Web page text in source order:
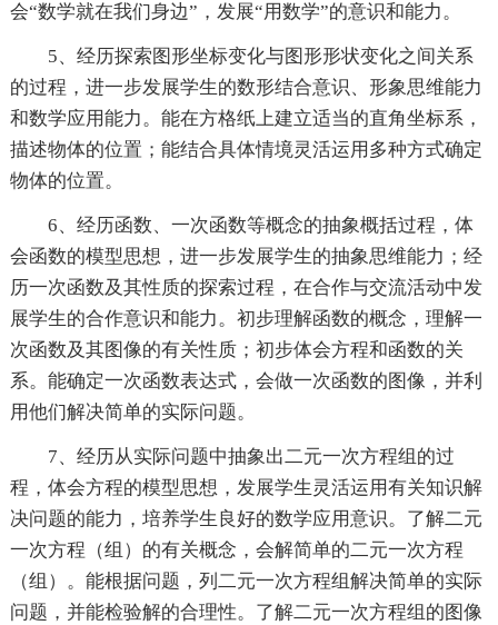
会“数学就在我们身边”，发展“用数学”的意识和能力。
5、经历探索图形坐标变化与图形形状变化之间关系
的过程，进一步发展学生的数形结合意识、形象思维能力
和数学应用能力。能在方格纸上建立适当的直角坐标系，
描述物体的位置；能结合具体情境灵活运用多种方式确定
物体的位置。
6、经历函数、一次函数等概念的抽象概括过程，体
会函数的模型思想，进一步发展学生的抽象思维能力；经
历一次函数及其性质的探索过程，在合作与交流活动中发
展学生的合作意识和能力。初步理解函数的概念，理解一
次函数及其图像的有关性质；初步体会方程和函数的关
系。能确定一次函数表达式，会做一次函数的图像，并利
用他们解决简单的实际问题。
7、经历从实际问题中抽象出二元一次方程组的过
程，体会方程的模型思想，发展学生灵活运用有关知识解
决问题的能力，培养学生良好的数学应用意识。了解二元
一次方程（组）的有关概念，会解简单的二元一次方程
（组）。能根据问题，列二元一次方程组解决简单的实际
问题，并能检验解的合理性。了解二元一次方程组的图像